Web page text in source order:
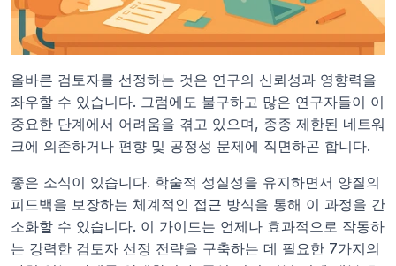
올바른 검토자를 선정하는 것은 연구의 신뢰성과 영향력을
좌우할 수 있습니다. 그럼에도 불구하고 많은 연구자들이 이
중요한 단계에서 어려움을 겪고 있으며, 종종 제한된 네트워
크에 의존하거나 편향 및 공정성 문제에 직면하곤 합니다.
좋은 소식이 있습니다. 학술적 성실성을 유지하면서 양질의
피드백을 보장하는 체계적인 접근 방식을 통해 이 과정을 간
소화할 수 있습니다. 이 가이드는 언제나 효과적으로 작동하
는 강력한 검토자 선정 전략을 구축하는 데 필요한 7가지의